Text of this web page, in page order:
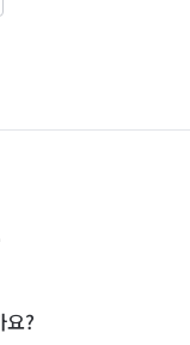
요?